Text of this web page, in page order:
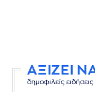
ΑΞΙΖΕΙ
δημοφιλείς